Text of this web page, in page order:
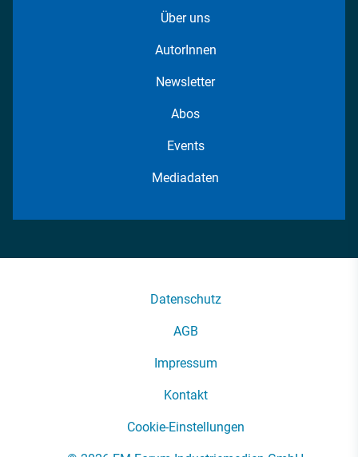
Über uns
AutorInnen
Newsletter
Abos
Events
Mediadaten
Datenschutz
AGB
Impressum
Kontakt
Cookie-Einstellungen